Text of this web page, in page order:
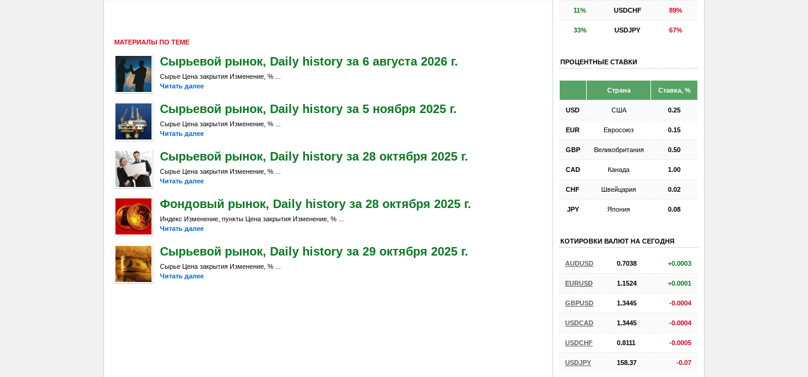
МАТЕРИАЛЫ ПО ТЕМЕ
Сырьевой рынок, Daily history за 6 августа 2026 г.
Сырье Цена закрытия Изменение, % ...
Читать далее
Сырьевой рынок, Daily history за 5 ноября 2025 г.
Сырье Цена закрытия Изменение, % ...
Читать далее
Сырьевой рынок, Daily history за 28 октября 2025 г.
Сырье Цена закрытия Изменение, % ...
Читать далее
Фондовый рынок, Daily history за 28 октября 2025 г.
Индекс Изменение, пункты Цена закрытия Изменение, % ...
Читать далее
Сырьевой рынок, Daily history за 29 октября 2025 г.
Сырье Цена закрытия Изменение, % ...
Читать далее
11% USDCHF 89%
33% USDJPY 67%
ПРОЦЕНТНЫЕ СТАВКИ
Страна Ставка, %
USD США 0.25
EUR Евросоюз 0.15
GBP Великобритания 0.50
CAD Канада 1.00
CHF Швейцария 0.02
JPY Япония 0.08
КОТИРОВКИ ВАЛЮТ НА СЕГОДНЯ
AUDUSD 0.7038 +0.0003
EURUSD 1.1524 +0.0001
GBPUSD 1.3445 -0.0004
USDCAD 1.3445 -0.0004
USDCHF 0.8111 -0.0005
USDJPY 158.37 -0.07